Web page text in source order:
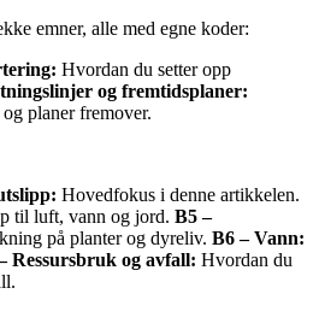
emner, alle med egne koder:
Hvordan du setter opp
og fremtidsplaner:
planer fremover.
Hovedfokus i denne artikkelen.
til luft, vann og jord. B5 –
på planter og dyreliv. B6 – Vann:
Ressursbruk og avfall: Hvordan du